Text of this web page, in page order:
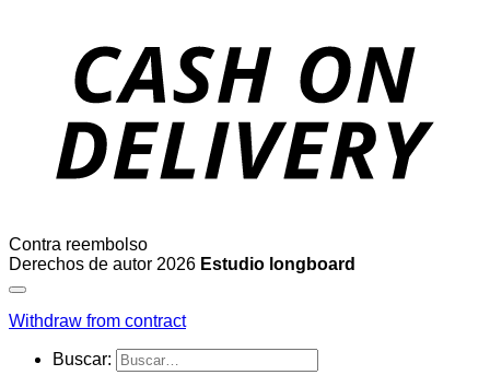
Contra reembolso
Derechos de autor 2026 Estudio longboard
Withdraw from contract
Buscar: